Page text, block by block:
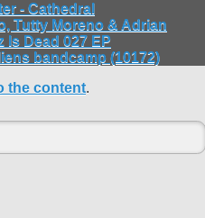
- Cathedral
Tutty Moreno & Adrian
Is Dead 027 EP
bandcamp (10172)
the content.